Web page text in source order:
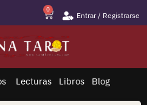
0
Entrar / Registrarse
Lecturas Libros Blog